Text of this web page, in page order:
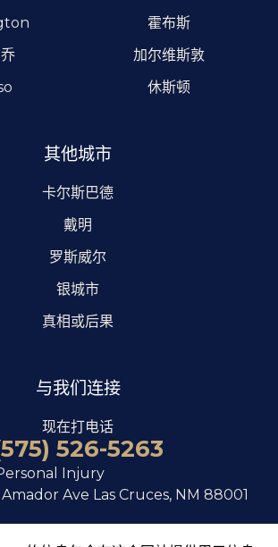
霍布斯
加尔维斯敦
休斯顿
其他城市
卡尔斯巴德
戴明
罗斯威尔
银城市
真相或后果
与我们连接
现在打电话
526-5263
Injury
Amador Ave Las Cruces, NM 88001